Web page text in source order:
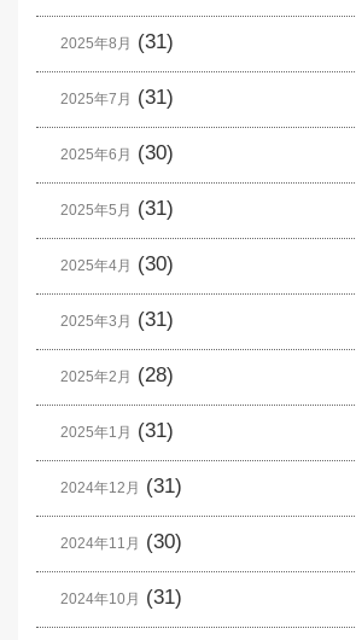
2025年8月 (31)
2025年7月 (31)
2025年6月 (30)
2025年5月 (31)
2025年4月 (30)
2025年3月 (31)
2025年2月 (28)
2025年1月 (31)
2024年12月 (31)
2024年11月 (30)
2024年10月 (31)